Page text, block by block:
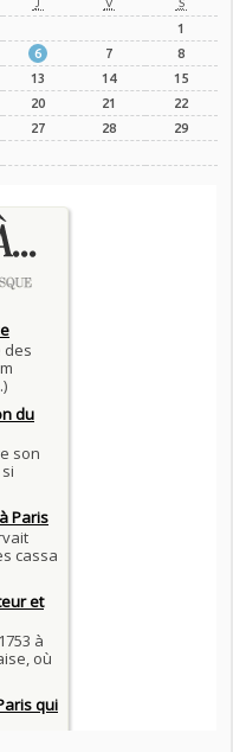
1
6 7
8
13 14
15
20 21
22
27 28
29